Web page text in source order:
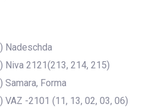
Nadeschda
Niva 2121(213, 214, 215)
Samara, Forma
VAZ -2101 (11, 13, 02, 03, 06)